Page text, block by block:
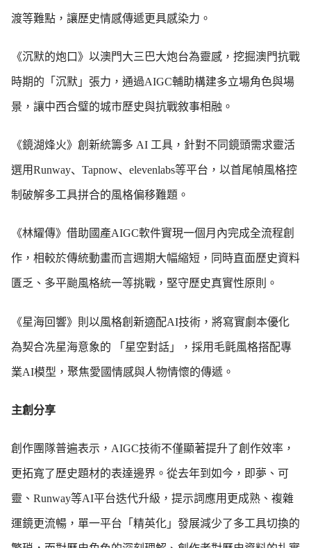
渡等難點，讓歷史情感傳遞更具感染力。
《沉默的炮口》以澳門大三巴大炮台為靈感，挖掘澳門抗戰
時期的「沉默」張力，通過AIGC輔助構建多立場角色與場
景，讓中西合璧的城市歷史與抗戰敘事相融。
《鏡湖烽火》創新統籌多 AI 工具，針對不同鏡頭需求靈活
選用Runway、Tapnow、elevenlabs等平台，以首尾幀風格控
制破解多工具拼合的風格偏移難題。
《林耀傳》借助國產AIGC軟件實現一個月內完成全流程創
作，相較於傳統動畫而言週期大幅縮短，同時直面歷史資料
匱乏、多平颱風格統一等挑戰，堅守歷史真實性原則。
《星海回響》則以風格創新適配AI技術，將寫實劇本優化
為契合冼星海意象的 「星空對話」，採用毛氈風格搭配專
業AI模型，聚焦愛國情感與人物情懷的傳遞。
主創分享
創作團隊普遍表示，AIGC技術不僅顯著提升了創作效率，
更拓寬了歷史題材的表達邊界。從去年到如今，即夢、可
靈、Runway等AI平台迭代升級，提示詞應用更成熟、複雜
運鏡更流暢，單一平台「精英化」發展減少了多工具切換的